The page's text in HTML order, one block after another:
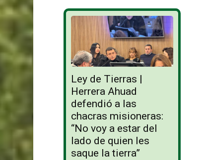
Ley de Tierras |
Herrera Ahuad
defendió a las
chacras misioneras:
“No voy a estar del
lado de quien les
saque la tierra”